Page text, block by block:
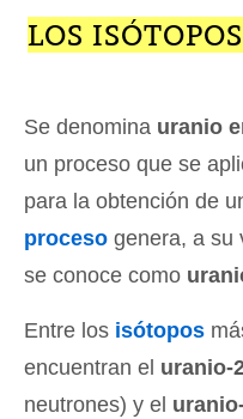
LOS ISÓTOPOS
Se denomina uranio
un proceso que se
para la obtención de
proceso genera, a su
se conoce como
Entre los isótopos
encuentran el uranio-
neutrones) y el